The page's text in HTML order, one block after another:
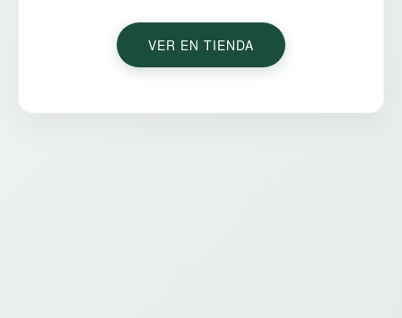
VER EN TIENDA